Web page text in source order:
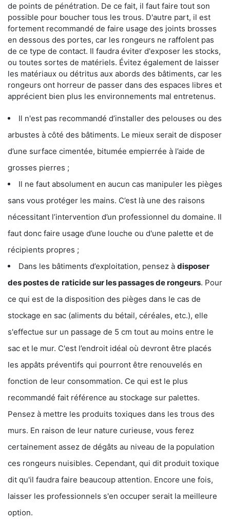
de points de pénétration. De ce fait, il faut faire tout son
possible pour boucher tous les trous. D'autre part, il est
fortement recommandé de faire usage des joints brosses
en dessous des portes, car les rongeurs ne raffolent pas
de ce type de contact. Il faudra éviter d'exposer les stocks,
ou toutes sortes de matériels. Évitez également de laisser
les matériaux ou détritus aux abords des bâtiments, car les
rongeurs ont horreur de passer dans des espaces libres et
apprécient bien plus les environnements mal entretenus.
Il n'est pas recommandé d’installer des pelouses ou des
arbustes à côté des bâtiments. Le mieux serait de disposer
d’une surface cimentée, bitumée empierrée à l’aide de
grosses pierres ;
Il ne faut absolument en aucun cas manipuler les pièges
sans vous protéger les mains. C’est là une des raisons
nécessitant l’intervention d’un professionnel du domaine. Il
faut donc faire usage d’une louche ou d'une palette et de
récipients propres ;
Dans les bâtiments d’exploitation, pensez à disposer
des postes de raticide sur les passages de rongeurs. Pour
ce qui est de la disposition des pièges dans le cas de
stockage en sac (aliments du bétail, céréales, etc.), elle
s'effectue sur un passage de 5 cm tout au moins entre le
sac et le mur. C'est l’endroit idéal où devront être placés
les appâts préventifs qui pourront être renouvelés en
fonction de leur consommation. Ce qui est le plus
recommandé fait référence au stockage sur palettes.
Pensez à mettre les produits toxiques dans les trous des
murs. En raison de leur nature curieuse, vous ferez
certainement assez de dégâts au niveau de la population
ces rongeurs nuisibles. Cependant, qui dit produit toxique
dit qu'il faudra faire beaucoup attention. Encore une fois,
laisser les professionnels s'en occuper serait la meilleure
option.